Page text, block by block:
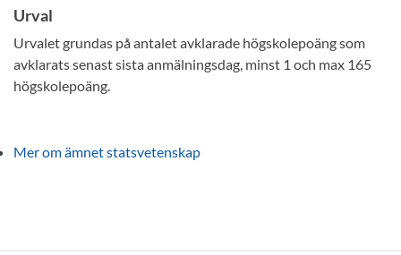
Urval
Urvalet grundas på antalet avklarade högskolepoäng som
avklarats senast sista anmälningsdag, minst 1 och max 165
högskolepoäng.
Mer om ämnet statsvetenskap